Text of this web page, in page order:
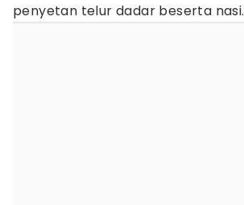
penyetan telur dadar beserta nasi.